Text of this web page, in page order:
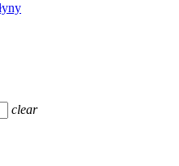
clear